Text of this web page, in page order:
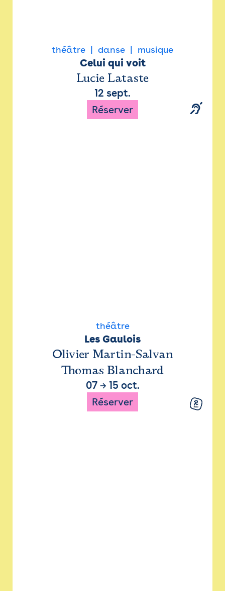
théâtre danse musique
Celui qui voit
Lucie Lataste
12 sept.
Réserver
théâtre
Les Gaulois
Olivier Martin-Salvan
Thomas Blanchard
07→ 15 oct.
Réserver